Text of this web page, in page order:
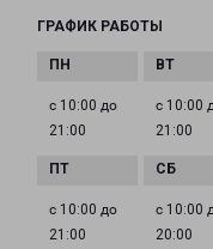
ГРАФИК РАБОТЫ
с 10:00 до
21:00
с 10:00
21:00
с 10:00 до
21:00
с 10:00
20:00